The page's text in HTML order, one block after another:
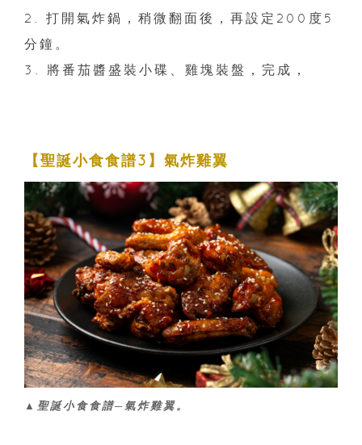
2. 打開氣炸鍋，稍微翻面後，再設定200度5
分鐘。
3. 將番茄醬盛裝小碟、雞塊裝盤，完成，
【聖誕小食食譜3】氣炸雞翼
▲聖誕小食食譜─氣炸雞翼。